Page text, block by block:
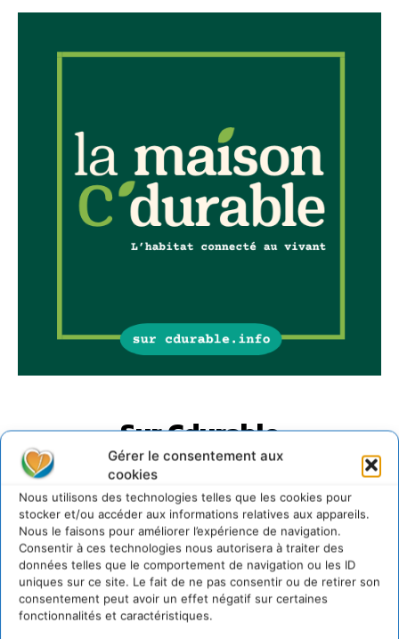
Gérer le consentement aux
cookies
Nous utilisons des technologies telles que les cookies pour
stocker et/ou accéder aux informations relatives aux appareils.
Nous le faisons pour améliorer l’expérience de navigation.
Consentir à ces technologies nous autorisera à traiter des
données telles que le comportement de navigation ou les ID
uniques sur ce site. Le fait de ne pas consentir ou de retirer son
consentement peut avoir un effet négatif sur certaines
fonctionnalités et caractéristiques.
Sur Cdurable
Comment le sol français a perdu sa mémoire
hydrique et déréglé tout le territoire (2020-2026)
2 août 2026
Développer notre attention aux espèces vivantes
non humaines avec les communs de Zoepolis
30 juillet 2026
Un kit citoyen pour lever les freins au
développement des forêts comestibles dans nos